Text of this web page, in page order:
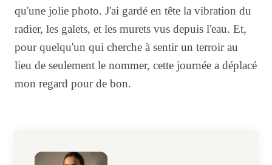
qu'une jolie photo. J'ai gardé en tête la vibration du
radier, les galets, et les murets vus depuis l'eau. Et,
pour quelqu'un qui cherche à sentir un terroir au
lieu de seulement le nommer, cette journée a déplacé
mon regard pour de bon.